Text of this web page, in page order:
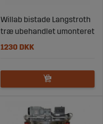
Willab bistade Langstroth
træ ubehandlet umonteret
1230 DKK